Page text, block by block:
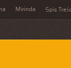
Mirinda Spis